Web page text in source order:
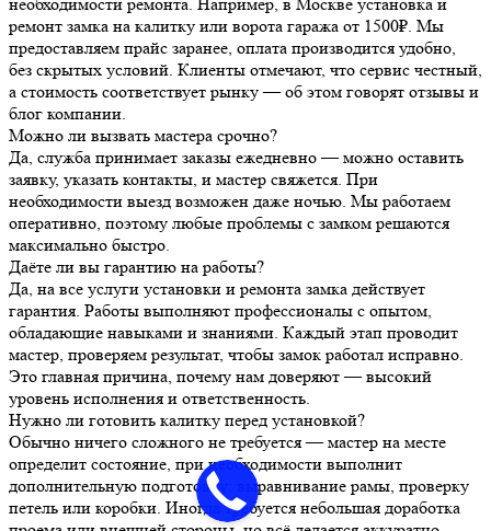
ремонт замка на калитку или ворота гаража от 1500₽. Мы
предоставляем прайс заранее, оплата производится удобно,
без скрытых условий. Клиенты отмечают, что сервис честный,
а стоимость соответствует рынку — об этом говорят отзывы и
блог компании.
Можно ли вызвать мастера срочно?
Да, служба принимает заказы ежедневно — можно оставить
заявку, указать контакты, и мастер свяжется. При
необходимости выезд возможен даже ночью. Мы работаем
оперативно, поэтому любые проблемы с замком решаются
максимально быстро.
Даёте ли вы гарантию на работы?
Да, на все услуги установки и ремонта замка действует
гарантия. Работы выполняют профессионалы с опытом,
обладающие навыками и знаниями. Каждый этап проводит
мастер, проверяем результат, чтобы замок работал исправно.
Это главная причина, почему нам доверяют — высокий
уровень исполнения и ответственность.
Нужно ли готовить калитку перед установкой?
Обычно ничего сложного не требуется — мастер на месте
определит состояние, при необходимости выполнит
дополнительную подготовку: выравнивание рамы, проверку
петель или коробки. Иногда требуется небольшая доработка